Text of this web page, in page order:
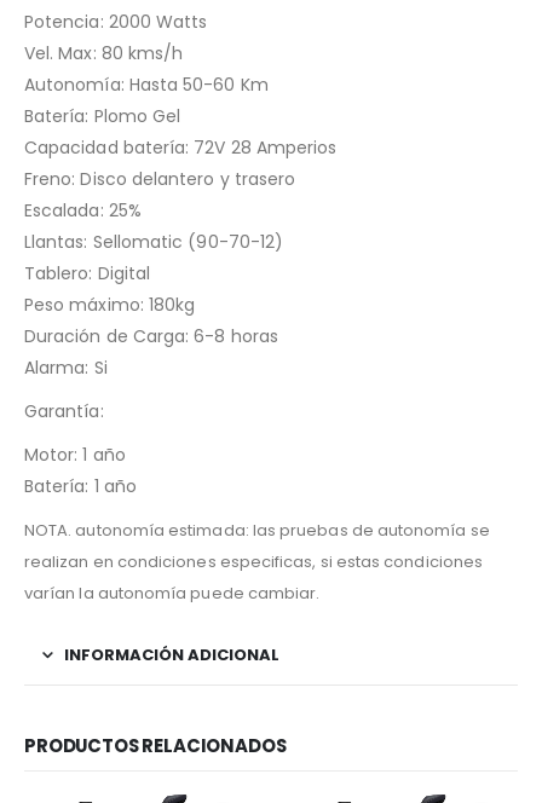
Potencia: 2000 Watts
Vel. Max: 80 kms/h
Autonomía: Hasta 50-60 Km
Batería: Plomo Gel
Capacidad batería: 72V 28 Amperios
Freno: Disco delantero y trasero
Escalada: 25%
Llantas: Sellomatic (90-70-12)
Tablero: Digital
Peso máximo: 180kg
Duración de Carga: 6-8 horas
Alarma: Si
Garantía:
Motor: 1 año
Batería: 1 año
NOTA. autonomía estimada: las pruebas de autonomía se
realizan en condiciones especificas, si estas condiciones
varían la autonomía puede cambiar.
INFORMACIÓN ADICIONAL
PRODUCTOS RELACIONADOS